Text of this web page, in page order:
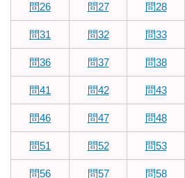
問26 問27 問28
問31 問32 問33
問36 問37 問38
問41 問42 問43
問46 問47 問48
問51 問52 問53
問56 問57 問58